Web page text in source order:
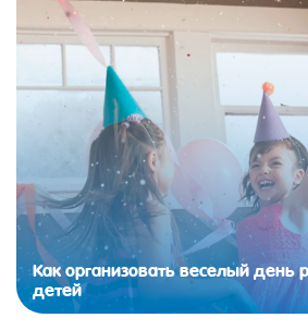
Как организовать веселый
детей